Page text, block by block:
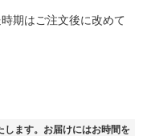
期はご注文後に改めて
します。お届けにはお時間を